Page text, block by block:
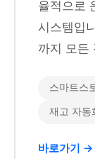
율적으로
시스템입
까지 모든
스마트스
재고 자동
바로가기 →